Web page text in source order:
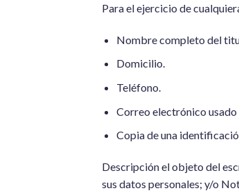
Para el ejercicio de
Nombre completo del
Domicilio.
Teléfono.
Correo electrónico usado
Copia de una
Descripción el objeto del
sus datos personales; y/o